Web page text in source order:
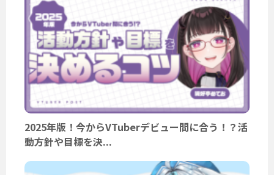
2025年版！今からVTuberデビュー間に合う！？活
動方針や目標を決...